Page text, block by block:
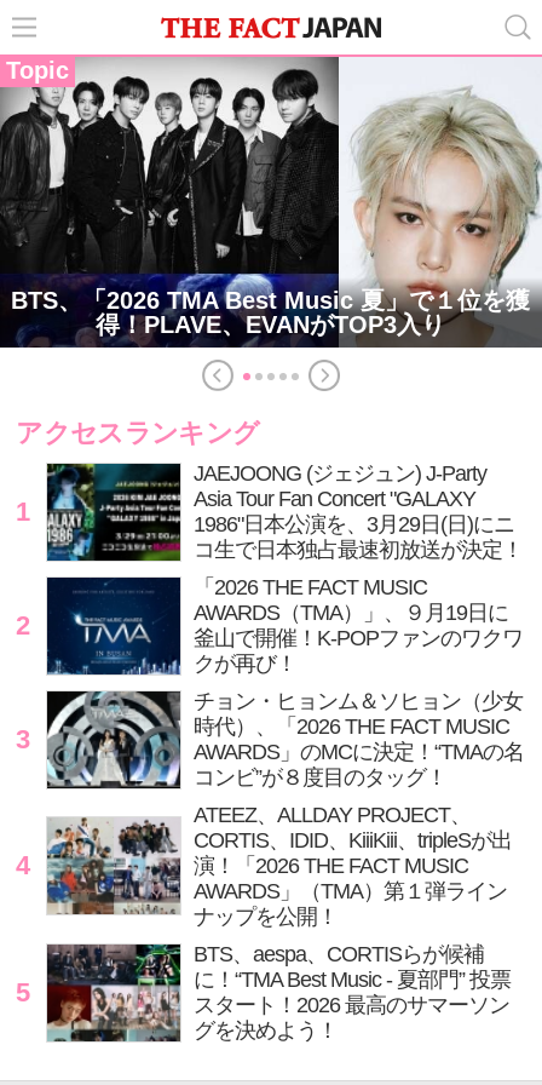
Topic
BTS、「2026 TMA Best Music 夏」で１位を獲
得！PLAVE、EVANがTOP3入り
アクセスランキング
1
JAEJOONG (ジェジュン) J-Party
Asia Tour Fan Concert "GALAXY
1986"日本公演を、3月29日(日)にニ
コ生で日本独占最速初放送が決定！
2
「2026 THE FACT MUSIC
AWARDS（TMA）」、９月19日に
釜山で開催！K-POPファンのワクワ
クが再び！
3
チョン・ヒョンム＆ソヒョン（少女
時代）、「2026 THE FACT MUSIC
AWARDS」のMCに決定！“TMAの名
コンビ”が８度目のタッグ！
4
ATEEZ、ALLDAY PROJECT、
CORTIS、IDID、KiiiKiii、tripleSが出
演！「2026 THE FACT MUSIC
AWARDS」（TMA）第１弾ライン
ナップを公開！
5
BTS、aespa、CORTISらが候補
に！“TMA Best Music - 夏部門” 投票
スタート！2026 最高のサマーソン
グを決めよう！